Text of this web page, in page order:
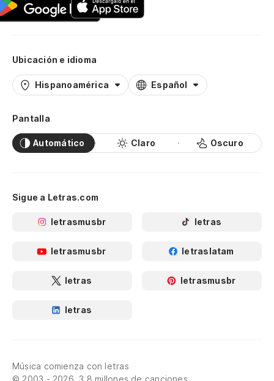
Ubicación e idioma
Hispanoamérica Español
Pantalla
Automático Claro Oscuro
Sigue a Letras.com
letrasmusbr letras
letrasmusbr letraslatam
letras letrasmusbr
letras
Música comienza con letras
© 2003 - 2026, 3.8 millones de canciones